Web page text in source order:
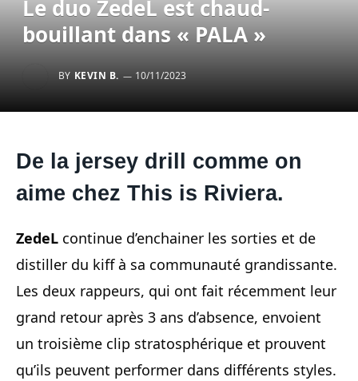
Le duo ZedeL est chaud-
bouillant dans « PALA »
BY KEVIN B. 10/11/2023
De la jersey drill comme on
aime chez This is Riviera.
ZedeL continue d’enchainer les sorties et de
distiller du kiff à sa communauté grandissante.
Les deux rappeurs, qui ont fait récemment leur
grand retour après 3 ans d’absence, envoient
un troisième clip stratosphérique et prouvent
qu’ils peuvent performer dans différents styles.